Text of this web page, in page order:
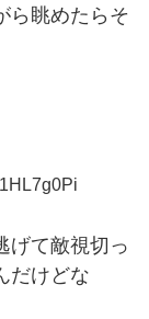
ら眺めたらそ
げて敵視切っ
だけどな